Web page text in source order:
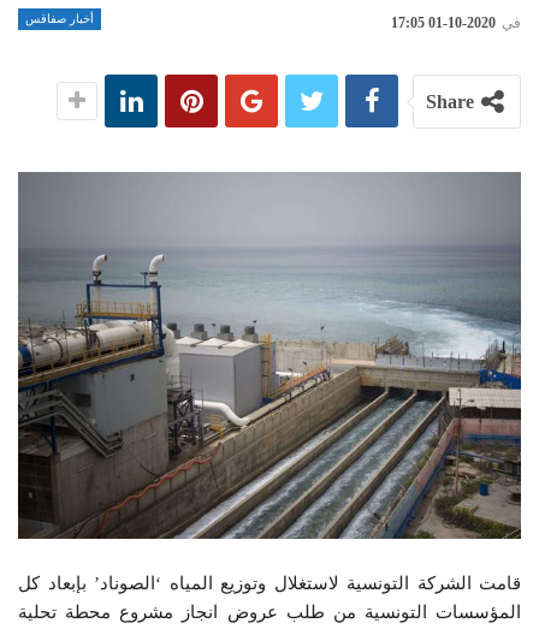
أخبار صفاقس في 2020-10-01 17:05
Share
قامت الشركة التونسية لاستغلال وتوزيع المياه ‘الصوناد’ بإبعاد كل
المؤسسات التونسية من طلب عروض انجاز مشروع محطة تحلية